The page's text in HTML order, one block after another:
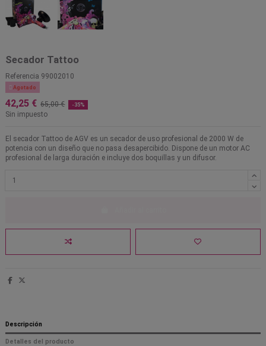
Secador Tattoo
Referencia 99002010
 Agotado
42,25 € 65,00 € -35%
Sin impuesto
El secador Tattoo de AGV es un secador de uso profesional de 2000 W de
potencia con un diseño que no pasa desapercibido. Dispone de un motor AC
profesional de larga duración e incluye dos boquillas y un difusor.
Descripción
Detalles del producto